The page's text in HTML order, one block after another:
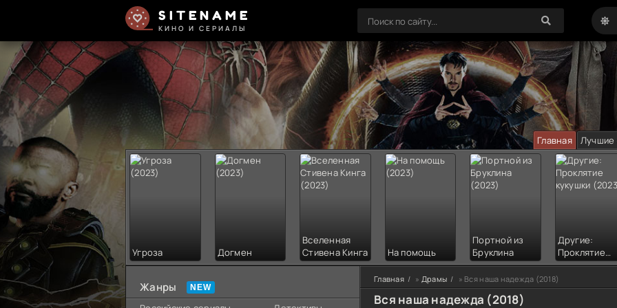
SITENAME
КИНО И СЕРИАЛЫ
Главная Лучшие
Угроза Догмен
Вселенная
Стивена Кинга
На помощь
Портной из
Бруклина
Другие:
Проклятие
кукушки
Жанры
Главная » Драмы » Вся наша надежда (2018)
Вся наша надежда (2018)